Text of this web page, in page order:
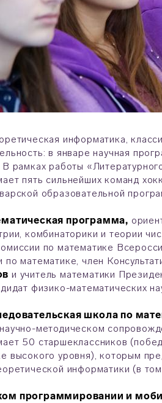
информатика,
в январе научная
рамках работы
пять сильнейших команд
образовательной
программа,
комбинаторики и теории
по математике
по математике, член
и учитель математики
физико-математических
школа по
методическом
50 старшеклассников
высокого уровня), которым
информатики (в
программировании и